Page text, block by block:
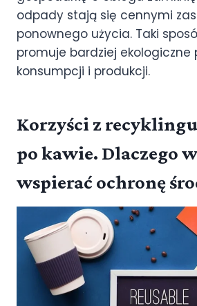
odpady stają się cennymi
ponownego użycia. Taki
promuje bardziej ekologiczne
konsumpcji i produkcji.
Korzyści z
po kawie. Dlaczego
wspierać ochronę